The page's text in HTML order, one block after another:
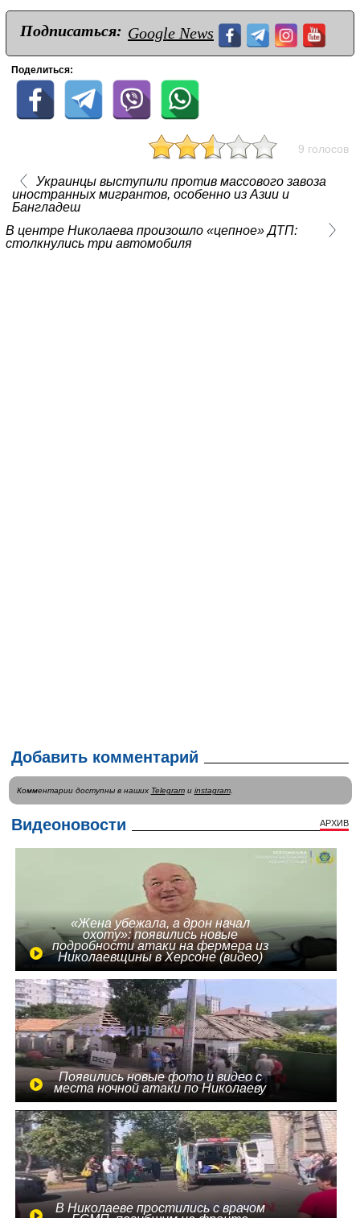
Подписаться: Google News
Поделиться:
9 голосов
Украинцы выступили против массового завоза
иностранных мигрантов, особенно из Азии и
Бангладеш
В центре Николаева произошло «цепное» ДТП:
столкнулись три автомобиля
Добавить комментарий
Комментарии доступны в наших Telegramи instagram.
Видеоновости АРХИВ
«Жена убежала, а дрон начал
охоту»: появились новые
подробности атаки на фермера из
Николаевщины в Херсоне (видео)
Появились новые фото и видео с
места ночной атаки по Николаеву
В Николаеве простились с врачом